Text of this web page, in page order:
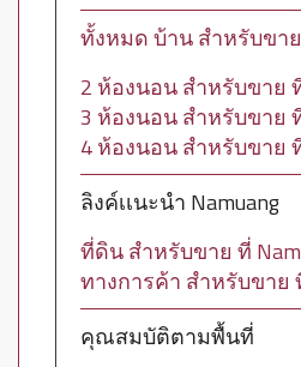
ทั้งหมด บ้าน สำหรับขาย
2 ห้องนอน สำหรับขาย
3 ห้องนอน สำหรับขาย
4 ห้องนอน สำหรับขาย
ลิงค์เเนะนำ Namuang
ที่ดิน สำหรับขาย ที่
ทางการค้า สำหรับขาย
คุณสมบัติตามพื้นที่